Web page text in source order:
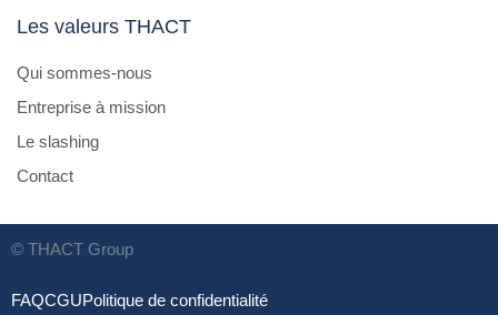
Les valeurs THACT
Qui sommes-nous
Entreprise à mission
Le slashing
Contact
© THACT Group
FAQCGUPolitique de confidentialité